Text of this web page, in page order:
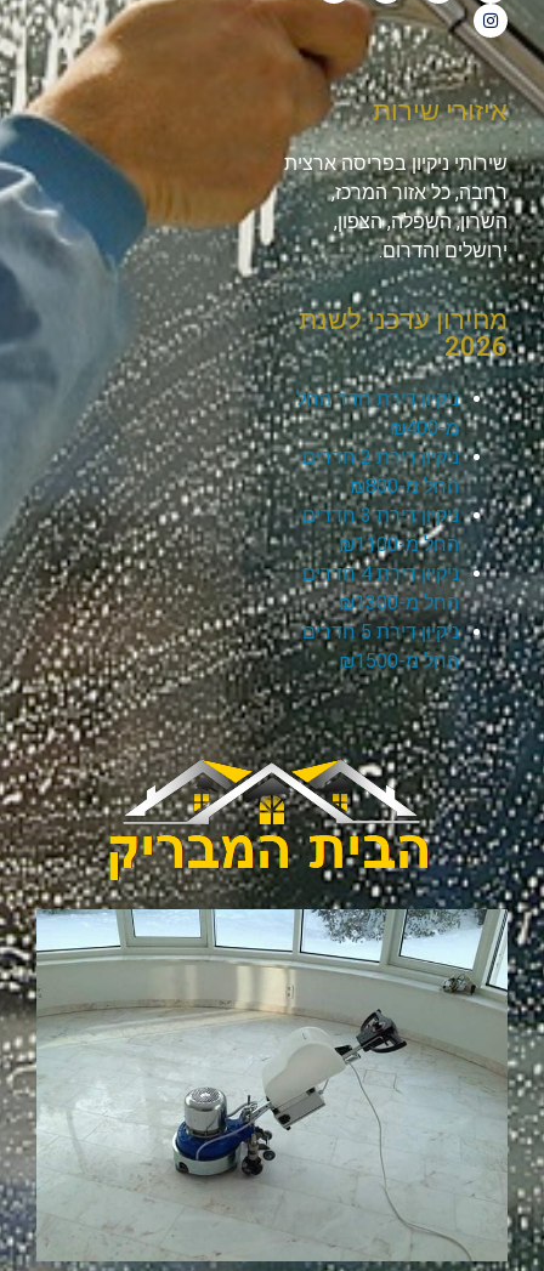
איזורי שירות
שירותי ניקיון בפריסה ארצית
רחבה, כל אזור המרכז,
השרון, השפלה, הצפון,
ירושלים והדרום.
מחירון עדכני לשנת
2026
ניקיון דירת חדר החל
מ-₪400
ניקיון דירת 2 חדרים
החל מ-₪800
ניקיון דירת 3 חדרים
החל מ-₪1100
ניקיון דירת 4 חדרים
החל מ-₪1300
ניקיון דירת 5 חדרים
החל מ-₪1500